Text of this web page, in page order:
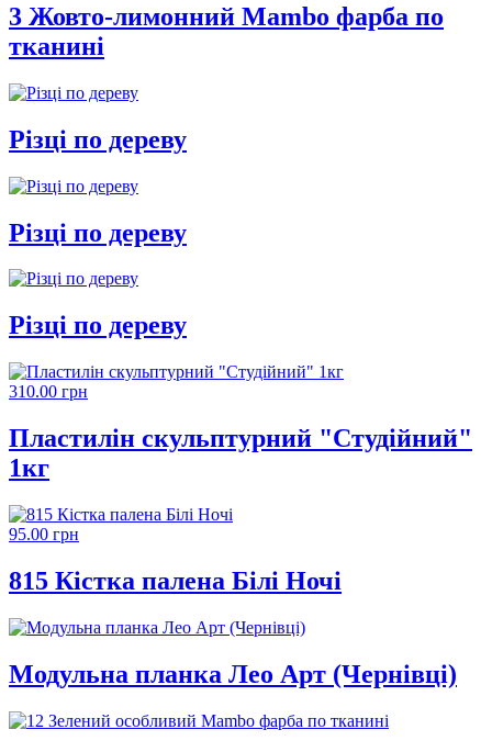
3 Жовто-лимонний Mambo фарба по
тканині
Різці по дереву
Різці по дереву
Різці по дереву
310.00 грн
Пластилін скульптурний "Студійний"
1кг
95.00 грн
815 Кістка палена Білі Ночі
Модульна планка Лео Арт (Чернівці)